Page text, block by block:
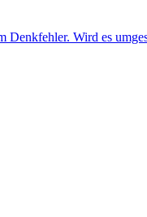
Wird es